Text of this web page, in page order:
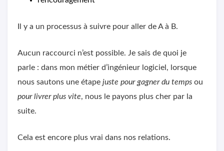
Il y a un processus à suivre pour aller de A à B.
Aucun raccourci n’est possible. Je sais de quoi je
parle : dans mon métier d’ingénieur logiciel, lorsque
nous sautons une étape juste pour gagner du temps ou
pour livrer plus vite, nous le payons plus cher par la
suite.
Cela est encore plus vrai dans nos relations.